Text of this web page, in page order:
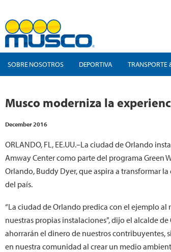
SOBRE NOSOTROS DEPORTIVA TRANSPORTE
Musco moderniza la
December 2016
ORLANDO, FL, EE.UU.–La ciudad de Orlando
Amway Center como parte del programa Green
Orlando, Buddy Dyer, que aspira a transformar
del país.
“La ciudad de Orlando predica con el ejemplo
nuestras propias instalaciones”, dijo el alcalde
ahorrarán el dinero de nuestros
en nuestra comunidad al crear un medio